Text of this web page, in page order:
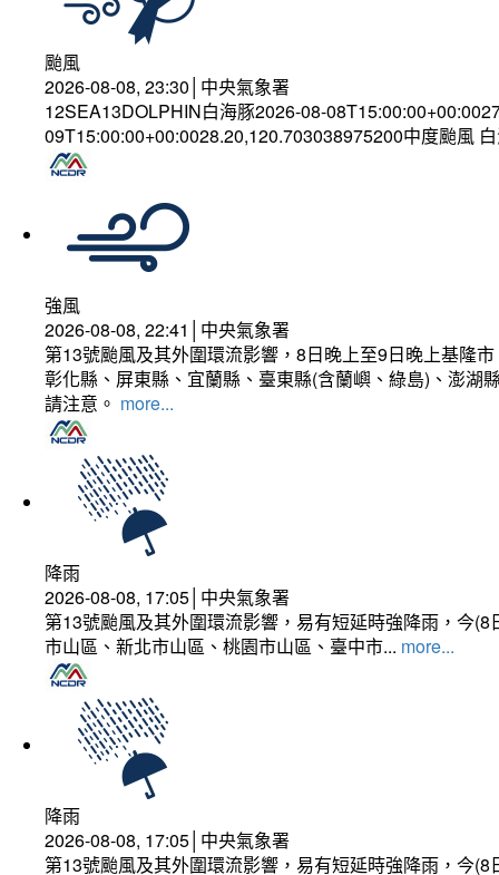
颱風
2026-08-08, 23:30│中央氣象署
12SEA13DOLPHIN白海豚2026-08-
09T15:00:00+00:0028.20,120.703038975200中度颱風
強風
2026-08-08, 22:41│中央氣象署
第13號颱風及其外圍環流影響，8日晚上至9日晚上基隆
彰化縣、屏東縣、宜蘭縣、臺東縣(含蘭嶼、綠島)、澎湖
請注意。 more...
降雨
2026-08-08, 17:05│中央氣象署
第13號颱風及其外圍環流影響，易有短延時強降雨，今
市山區、新北市山區、桃園市山區、臺中市... more...
降雨
2026-08-08, 17:05│中央氣象署
第13號颱風及其外圍環流影響，易有短延時強降雨，今